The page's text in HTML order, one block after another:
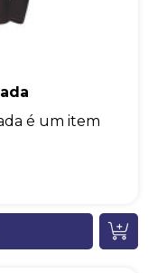
é um item